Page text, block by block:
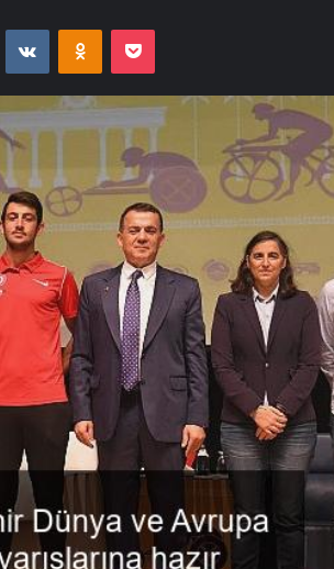
VKontakteOdnoklassniki
Pocket